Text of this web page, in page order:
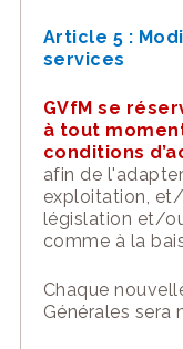
Article 5 :
services
GVfM se
à tout
conditions
afin de
exploitation,
législation et/
comme à la
Chaque
Générales sera